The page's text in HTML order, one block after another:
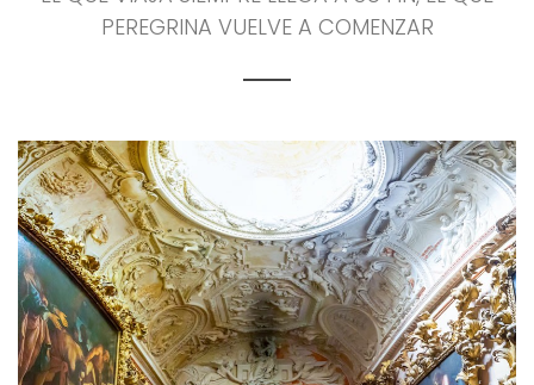
PEREGRINA VUELVE A COMENZAR